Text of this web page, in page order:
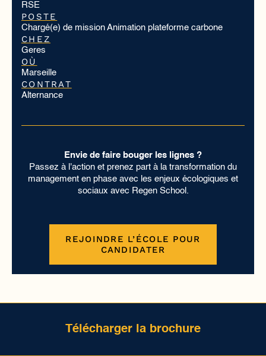
RSE
POSTE
Chargé(e) de mission Animation plateforme carbone
CHEZ
Geres
OÙ
Marseille
CONTRAT
Alternance
Envie de faire bouger les lignes ?
Passez à l'action et prenez part à la transformation du
management en phase avec les enjeux écologiques et
sociaux avec Regen School.
REJOINDRE L’ÉCOLE POUR
CANDIDATER
Télécharger la brochure